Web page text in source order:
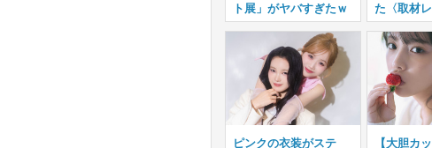
ト展」がヤバすぎたｗ
た〈取材レ
ピンクの衣装がステ 【大胆カ